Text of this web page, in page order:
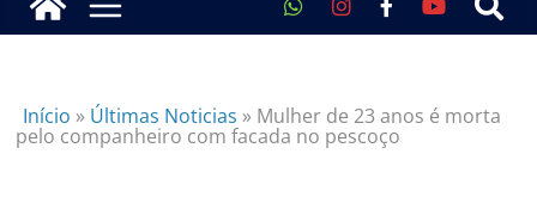
Início » Últimas Noticias » Mulher de 23 anos é morta
pelo companheiro com facada no pescoço